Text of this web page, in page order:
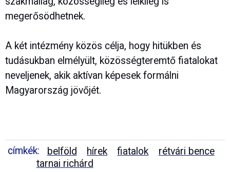
megerősödhetnek.
A két intézmény közös célja, hogy hitükben és
tudásukban elmélyült, közösségteremtő fiatalokat
neveljenek, akik aktívan képesek formálni
Magyarország jövőjét.
címkék: belföld hírek fiatalok
rétvári bence
tarnai richárd